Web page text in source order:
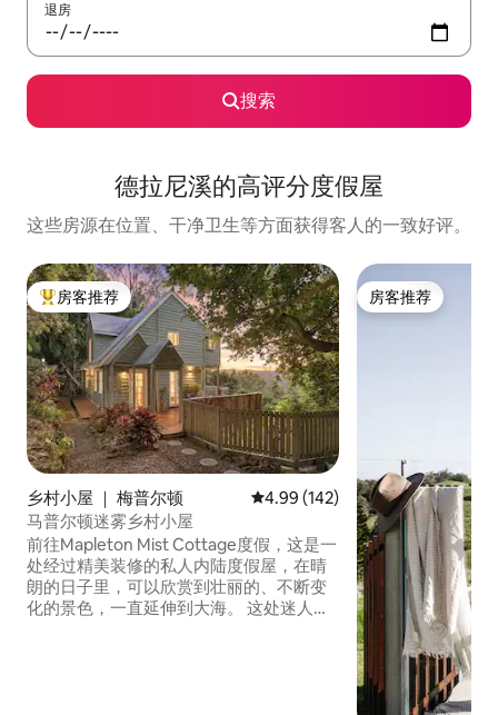
退房
搜索
德拉尼溪的高评分度假屋
这些房源在位置、干净卫生等方面获得客人的一致好评。
热门「房客推荐」
房客推荐
乡村小屋 ｜ 梅普尔顿 平均评分 4.99 分（满分 5 分），
4.99 (142)
马普尔顿迷雾乡村小屋
前往Mapleton Mist Cottage度假，这是一
处经过精美装修的私人内陆度假屋，在晴
朗的日子里，可以欣赏到壮丽的、不断变
化的景色，一直延伸到大海。 这处迷人的
房客推荐
房客推荐